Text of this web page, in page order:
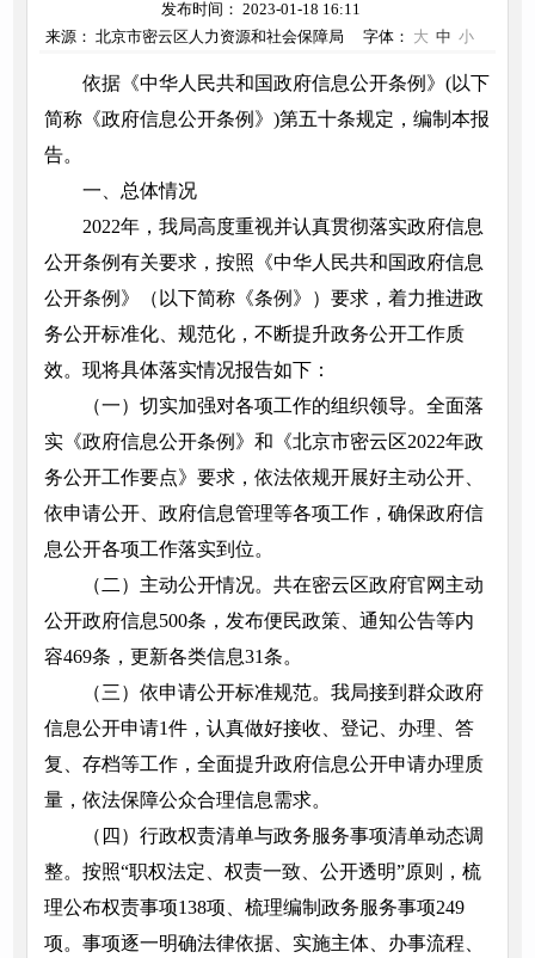
发布时间： 2023-01-18 16:11
来源： 北京市密云区人力资源和社会保障局
字体： 大 中 小
依据《中华人民共和国政府信息公开条例》(以下
简称《政府信息公开条例》)第五十条规定，编制本报
告。
一、总体情况
2022年，我局高度重视并认真贯彻落实政府信息
公开条例有关要求，按照《中华人民共和国政府信息
公开条例》（以下简称《条例》）要求，着力推进政
务公开标准化、规范化，不断提升政务公开工作质
效。现将具体落实情况报告如下：
（一）切实加强对各项工作的组织领导。全面落
实《政府信息公开条例》和《北京市密云区2022年政
务公开工作要点》要求，依法依规开展好主动公开、
依申请公开、政府信息管理等各项工作，确保政府信
息公开各项工作落实到位。
（二）主动公开情况。共在密云区政府官网主动
公开政府信息500条，发布便民政策、通知公告等内
容469条，更新各类信息31条。
（三）依申请公开标准规范。我局接到群众政府
信息公开申请1件，认真做好接收、登记、办理、答
复、存档等工作，全面提升政府信息公开申请办理质
量，依法保障公众合理信息需求。
（四）行政权责清单与政务服务事项清单动态调
整。按照“职权法定、权责一致、公开透明”原则，梳
理公布权责事项138项、梳理编制政务服务事项249
项。事项逐一明确法律依据、实施主体、办事流程、